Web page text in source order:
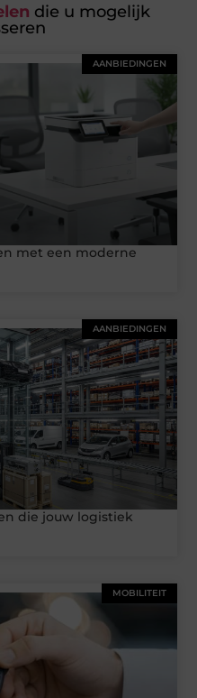
die u mogelijk
AANBIEDINGEN
met een moderne
AANBIEDINGEN
die jouw logistiek
MOBILITEIT